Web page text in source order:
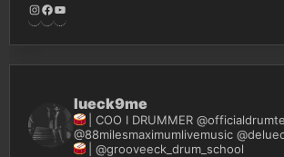
Instagram
Facebook
lueck9me
| COO I DRUMMER
@88milesmaximumlivemusic
| @grooveeck_drum_school